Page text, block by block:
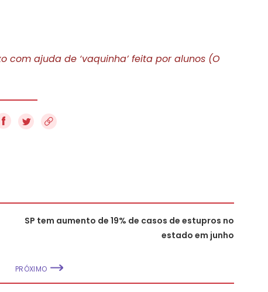
com ajuda de ‘vaquinha’ feita por alunos (O
f
SP tem aumento de 19% de casos de estupros no
estado em junho
PRÓXIMO